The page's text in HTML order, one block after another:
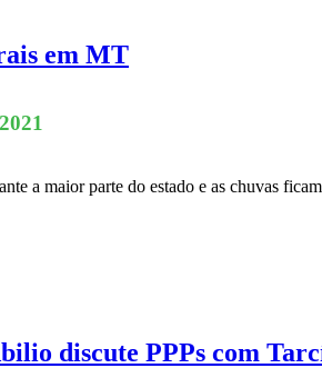
em MT
a maior parte do estado e as chuvas
discute PPPs com